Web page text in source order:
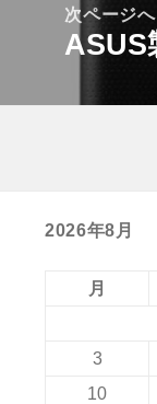
次ページへ
次
投
ASUS
2026年8月
月
3
10